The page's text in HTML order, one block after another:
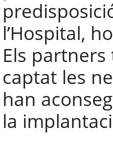
l’Hospital,
Els
captat les
han
la